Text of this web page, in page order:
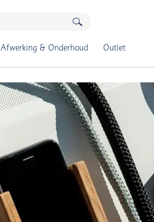
Afwerking & Onderhoud Outlet